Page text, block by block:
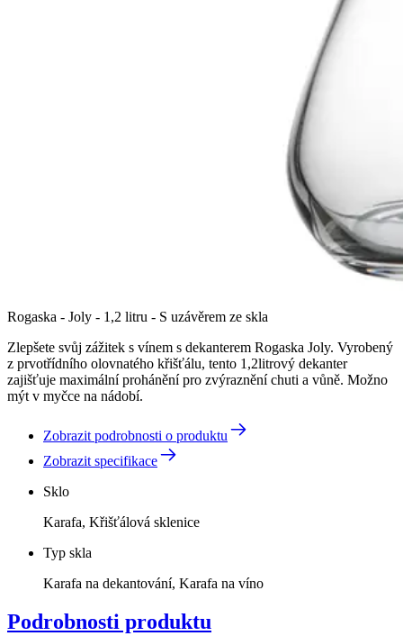
Rogaska - Joly - 1,2 litru - S uzávěrem ze skla
Zlepšete svůj zážitek s vínem s dekanterem Rogaska Joly. Vyrobený
z prvotřídního olovnatého křišťálu, tento 1,2litrový dekanter
zajišťuje maximální prohánění pro zvýraznění chuti a vůně. Možno
mýt v myčce na nádobí.
Zobrazit podrobnosti o produktu
Zobrazit specifikace
Sklo
Karafa, Křišťálová sklenice
Typ skla
Karafa na dekantování, Karafa na víno
Podrobnosti produktu